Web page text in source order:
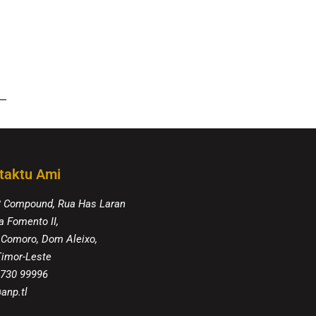
Ami
Compound, Rua Has Laran
Fomento II,
Dom Aleixo,
Leste
99996